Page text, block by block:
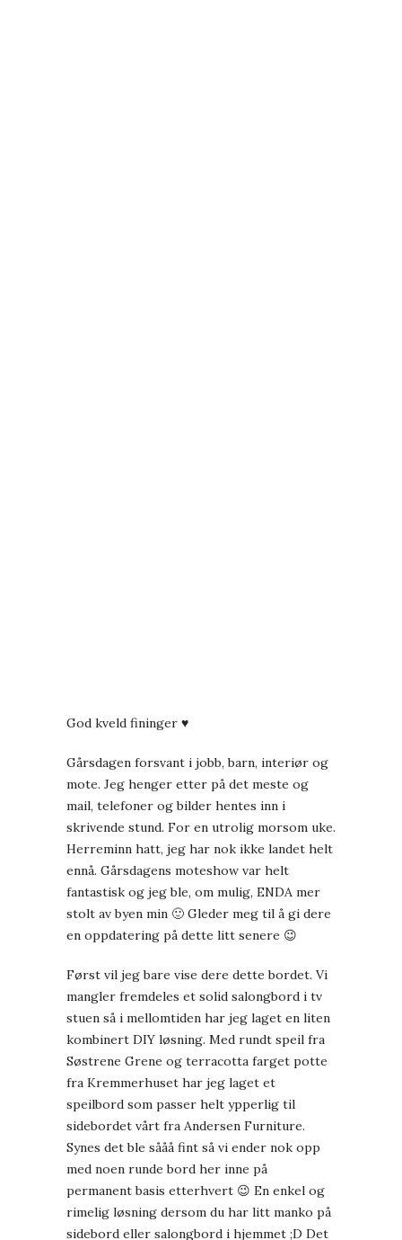
God kveld fininger ♥
Gårsdagen forsvant i jobb, barn, interiør og
mote. Jeg henger etter på det meste og
mail, telefoner og bilder hentes inn i
skrivende stund. For en utrolig morsom uke.
Herreminn hatt, jeg har nok ikke landet helt
ennå. Gårsdagens moteshow var helt
fantastisk og jeg ble, om mulig, ENDA mer
stolt av byen min 🙂 Gleder meg til å gi dere
en oppdatering på dette litt senere 😉
Først vil jeg bare vise dere dette bordet. Vi
mangler fremdeles et solid salongbord i tv
stuen så i mellomtiden har jeg laget en liten
kombinert DIY løsning. Med rundt speil fra
Søstrene Grene og terracotta farget potte
fra Kremmerhuset har jeg laget et
speilbord som passer helt ypperlig til
sidebordet vårt fra Andersen Furniture.
Synes det ble sååå fint så vi ender nok opp
med noen runde bord her inne på
permanent basis etterhvert 😉 En enkel og
rimelig løsning dersom du har litt manko på
sidebord eller salongbord i hjemmet ;D Det